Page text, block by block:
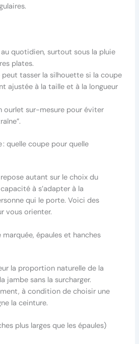
quotidien, surtout sous la pluie
plates.
peut tasser la silhouette si la coupe
ajustée à la taille et à la longueur
ourlet sur-mesure pour éviter
quelle coupe pour quelle
autant sur le choix du
à s’adapter à la
qui le porte. Voici des
vous orienter.
épaules et hanches
la proportion naturelle de la
jambe sans la surcharger.
à condition de choisir une
la ceinture.
plus larges que les épaules)